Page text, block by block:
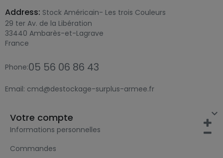
Address: Stock Américain- Les trois Couleurs
29 ter Av. de la Libération
33440 Ambarès-et-Lagrave
France
Phone:05 56 06 86 43
Email: cmd@destockage-surplus-armee.fr

Votre compte
Informations personnelles
Commandes